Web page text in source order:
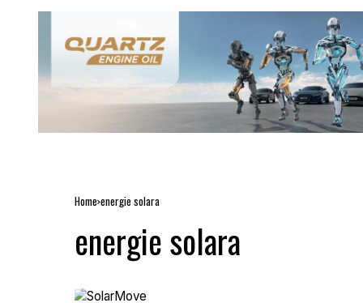
Home energie solara
energie solara